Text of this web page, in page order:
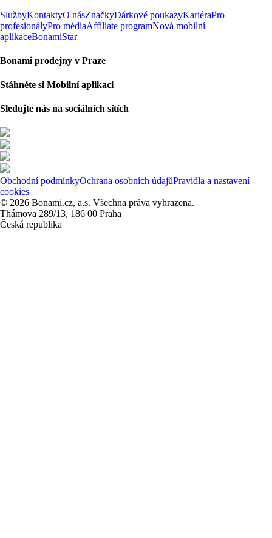
SlužbyKontaktyO násZnačkyDárkové poukazyKariéraPro
profesionályPro médiaAffiliate programNová mobilní
aplikaceBonamiStar
Bonami prodejny v Praze
Stáhněte si Mobilní aplikaci
Sledujte nás na sociálních sítích
Obchodní podmínkyOchrana osobních údajůPravidla a nastavení
cookies
© 2026 Bonami.cz, a.s. Všechna práva vyhrazena.
Thámova 289/13, 186 00 Praha
Česká republika